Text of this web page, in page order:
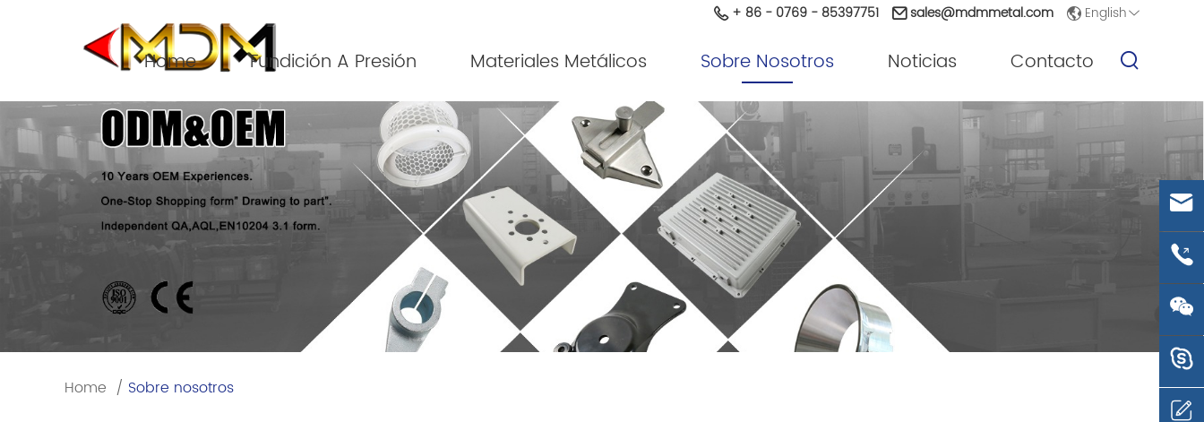
English
sales@mdmmetal.com
+ 86 - 0769 - 85397751
Home Fundición A Presión Materiales Metálicos Sobre Nosotros Noticias Contacto
Home / Sobre nosotros